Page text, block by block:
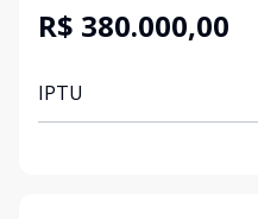
R$ 380.000,00
IPTU